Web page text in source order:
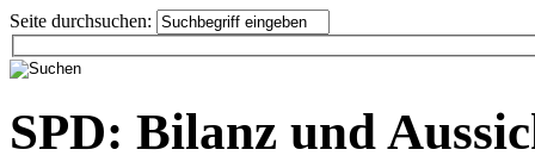
Seite durchsuchen:
SPD: Bilanz und